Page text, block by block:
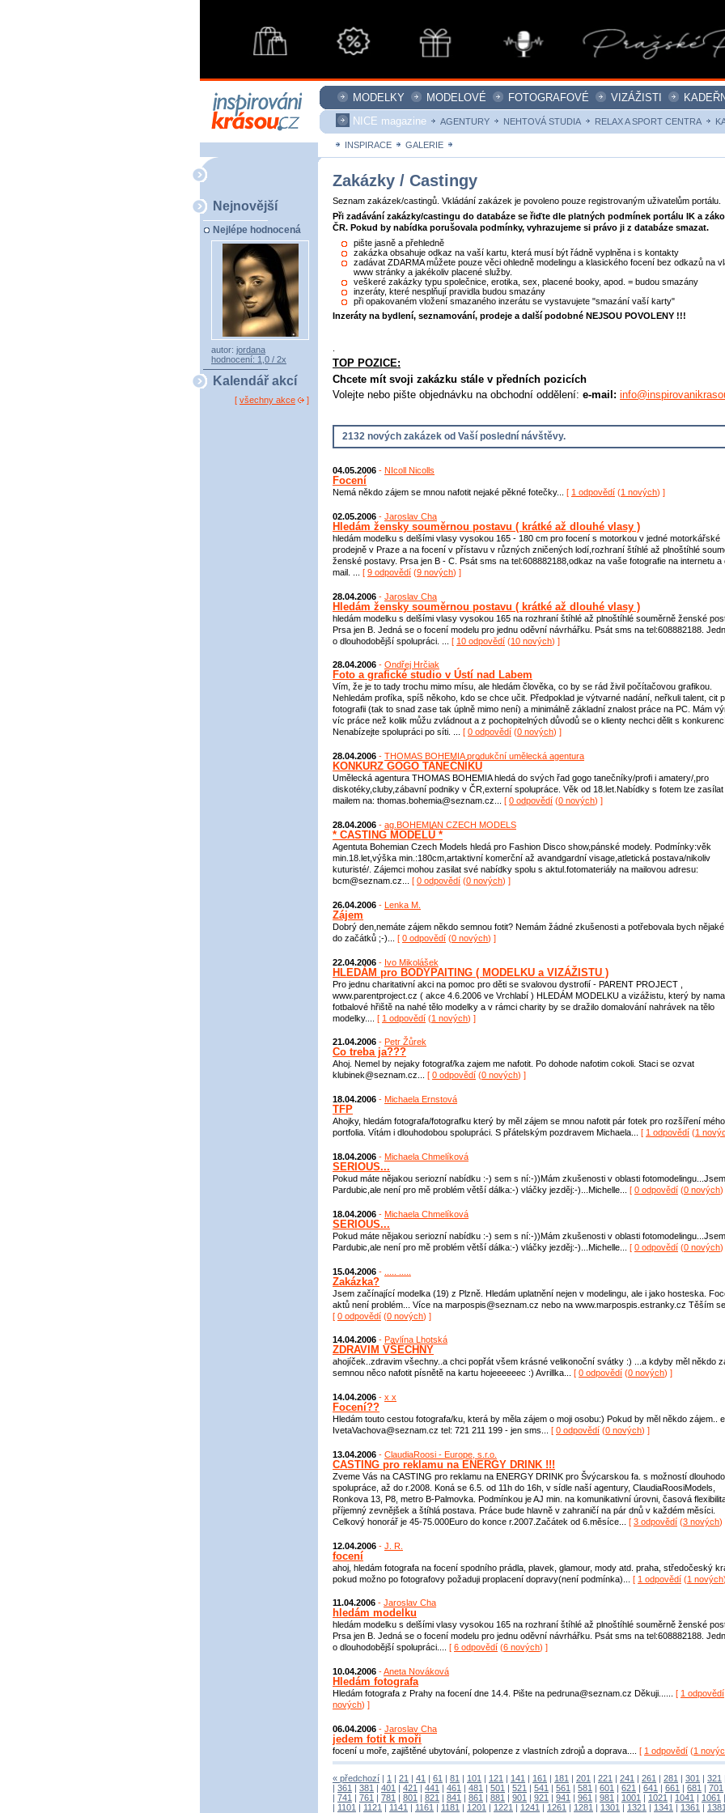
MODELKY MODELOVÉ FOTOGRAFOVÉ VIZÁŽISTI
NICE magazine
AGENTURY NEHTOVÁ STUDIA RELAX A SPORT CENTRA
INSPIRACE GALERIE
Nejnovější
Nejlépe hodnocená
autor: jordana
hodnocení: 1,0 / 2x
Kalendář akcí
[ všechny akce ]
Zakázky / Castingy
Seznam zakázek/castingů. Vkládání zakázek je povoleno pouze registrovaným uživatelům portálu.
Při zadávání zakázky/castingu do databáze se řiďte dle platných podmínek portálu IK a
ČR. Pokud by nabídka porušovala podmínky, vyhrazujeme si právo ji z databáze smazat.
pište jasně a přehledně
zakázka obsahuje odkaz na vaší kartu, která musí být řádně vyplněna i s kontakty
zadávat ZDARMA můžete pouze věci ohledně modelingu a klasického focení bez odkazů na
www stránky a jakékoliv placené služby.
veškeré zakázky typu společnice, erotika, sex, placené booky, apod. = budou smazány
inzeráty, které nesplňují pravidla budou smazány
při opakovaném vložení smazaného inzerátu se vystavujete "smazání vaší karty"
Inzeráty na bydlení, seznamování, prodeje a další podobné NEJSOU POVOLENY !!!
TOP POZICE:
Chcete mít svoji zakázku stále v předních pozicích
Volejte nebo pište objednávku na obchodní oddělení: e-mail:
2132 nových zakázek od Vaší poslední návštěvy.
04.05.2006 - NIcoll Nicolls
Focení
Nemá někdo zájem se mnou nafotit nejaké pěkné fotečky... [ 1 odpovědí (1 nových) ]
02.05.2006 - Jaroslav Cha
Hledám žensky souměrnou postavu ( krátké až dlouhé vlasy )
hledám modelku s delšími vlasy vysokou 165 - 180 cm pro focení s motorkou v jedné motorkářské
prodejně v Praze a na focení v přístavu v různých zničených lodí,rozhraní štíhlé až plnoštíhlé
ženské postavy. Prsa jen B - C. Psát sms na tel:608882188,odkaz na vaše fotografie na internetu a
mail. ... [ 9 odpovědí (9 nových) ]
28.04.2006 - Jaroslav Cha
Hledám žensky souměrnou postavu ( krátké až dlouhé vlasy )
hledám modelku s delšími vlasy vysokou 165 na rozhraní štíhlé až plnoštíhlé souměrně ženské
Prsa jen B. Jedná se o focení modelu pro jednu oděvní návrhářku. Psát sms na tel:608882188.
o dlouhodobější spolupráci. ... [ 10 odpovědí (10 nových) ]
28.04.2006 - Ondřej Hrčiak
Foto a grafické studio v Ústí nad Labem
Vím, že je to tady trochu mimo mísu, ale hledám člověka, co by se rád živil počítačovou grafikou.
Nehledám profíka, spíš někoho, kdo se chce učit. Předpoklad je výtvarné nadání, neřkuli talent, cit
fotografii (tak to snad zase tak úplně mimo není) a minimálně základní znalost práce na PC. Mám
víc práce než kolik můžu zvládnout a z pochopitelných důvodů se o klienty nechci dělit s
Nenabízejte spolupráci po síti. ... [ 0 odpovědí (0 nových) ]
28.04.2006 - THOMAS BOHEMIA produkční umělecká agentura
KONKURZ GOGO TANEČNÍKŮ
Umělecká agentura THOMAS BOHEMIA hledá do svých řad gogo tanečníky/profi i amatery/,pro
diskotéky,cluby,zábavní podniky v ČR,externí spolupráce. Věk od 18.let.Nabídky s fotem lze zasílat
mailem na: thomas.bohemia@seznam.cz... [ 0 odpovědí (0 nových) ]
28.04.2006 - ag.BOHEMIAN CZECH MODELS
* CASTING MODELŮ *
Agentuta Bohemian Czech Models hledá pro Fashion Disco show,pánské modely. Podmínky:věk
min.18.let,výška min.:180cm,artaktivní komerční až avandgardní visage,atletická postava/nikoliv
kuturisté/. Zájemci mohou zasilat své nabídky spolu s aktul.fotomateriály na mailovou adresu:
bcm@seznam.cz... [ 0 odpovědí (0 nových) ]
26.04.2006 - Lenka M.
Zájem
Dobrý den,nemáte zájem někdo semnou fotit? Nemám žádné zkušenosti a potřebovala bych
do začátků ;-)... [ 0 odpovědí (0 nových) ]
22.04.2006 - Ivo Mikolášek
HLEDÁM pro BODYPAITING ( MODELKU a VIZÁŽISTU )
Pro jednu charitativní akci na pomoc pro děti se svalovou dystrofií - PARENT PROJECT ,
www.parentproject.cz ( akce 4.6.2006 ve Vrchlabí ) HLEDÁM MODELKU a vizážistu, který by
fotbalové hřiště na nahé tělo modelky a v rámci charity by se dražilo domalování nahrávek na tělo
modelky.... [ 1 odpovědí (1 nových) ]
21.04.2006 - Petr Žůrek
Co treba ja???
Ahoj. Nemel by nejaky fotograf/ka zajem me nafotit. Po dohode nafotim cokoli. Staci se ozvat
klubinek@seznam.cz... [ 0 odpovědí (0 nových) ]
18.04.2006 - Michaela Ernstová
TFP
Ahojky, hledám fotografa/fotografku který by měl zájem se mnou nafotit pár fotek pro rozšíření mého
portfolia. Vítám i dlouhodobou spolupráci. S přátelským pozdravem Michaela... [ 1 odpovědí (1
18.04.2006 - Michaela Chmelíková
SERIOUS...
Pokud máte nějakou seriozní nabídku :-) sem s ní:-))Mám zkušenosti v oblasti
Pardubic,ale není pro mě problém větší dálka:-) vláčky jezděj:-)...Michelle... [ 0 odpovědí (0 nových)
18.04.2006 - Michaela Chmelíková
SERIOUS...
Pokud máte nějakou seriozní nabídku :-) sem s ní:-))Mám zkušenosti v oblasti
Pardubic,ale není pro mě problém větší dálka:-) vláčky jezděj:-)...Michelle... [ 0 odpovědí (0 nových)
15.04.2006 -
Zakázka?
Jsem začínající modelka (19) z Plzně. Hledám uplatnění nejen v modelingu, ale i jako hosteska.
aktů není problém... Více na marpospis@seznam.cz nebo na www.marpospis.estranky.cz Těším
[ 0 odpovědí (0 nových) ]
14.04.2006 - Pavlína Lhotská
ZDRAVIM VŠECHNY
ahojíček..zdravim všechny..a chci popřát všem krásné velikonoční svátky :) ...a kdyby měl někdo
semnou něco nafotit písnětě na kartu hojeeeeeec :) Avrillka... [ 0 odpovědí (0 nových) ]
14.04.2006 - x x
Focení??
Hledám touto cestou fotografa/ku, která by měla zájem o moji osobu:) Pokud by měl někdo zájem..
IvetaVachova@seznam.cz tel: 721 211 199 - jen sms... [ 0 odpovědí (0 nových) ]
13.04.2006 - ClaudiaRoosi - Europe, s.r.o.
CASTING pro reklamu na ENERGY DRINK !!!
Zveme Vás na CASTING pro reklamu na ENERGY DRINK pro Švýcarskou fa. s možností
spolupráce, až do r.2008. Koná se 6.5. od 11h do 16h, v sídle naší agentury, ClaudiaRoosiModels,
Ronkova 13, P8, metro B-Palmovka. Podmínkou je AJ min. na komunikativní úrovni, časová
příjemný zevnějšek a štíhlá postava. Práce bude hlavně v zahraničí na pár dnů v každém měsíci.
Celkový honorář je 45-75.000Euro do konce r.2007.Začátek od 6.měsíce... [ 3 odpovědí (3 nových)
12.04.2006 - J. R.
focení
ahoj, hledám fotografa na focení spodního prádla, plavek, glamour, mody atd. praha, středočeský
pokud možno po fotografovy požaduji proplacení dopravy(není podmínka)... [ 1 odpovědí (1 nových
11.04.2006 - Jaroslav Cha
hledám modelku
hledám modelku s delšími vlasy vysokou 165 na rozhraní štíhlé až plnoštíhlé souměrně ženské
Prsa jen B. Jedná se o focení modelu pro jednu oděvní návrhářku. Psát sms na tel:608882188.
o dlouhodobější spolupráci.... [ 6 odpovědí (6 nových) ]
10.04.2006 -Aneta Nováková
Hledám fotografa
Hledám fotografa z Prahy na focení dne 14.4. Pište na pedruna@seznam.cz Děkuji...... [ 1 odpovědí
nových) ]
06.04.2006 - Jaroslav Cha
jedem fotit k moři
focení u moře, zajištěné ubytování, polopenze z vlastních zdrojů a doprava.... [ 1 odpovědí (1
« předchozí | 1 | 21 | 41 | 61 | 81 | 101 | 121 | 141 | 161 | 181 | 201 | 221 | 241 | 261 | 281 | 301 | 321
| 361 | 381 | 401 | 421 | 441 | 461 | 481 | 501 | 521 | 541 | 561 | 581 | 601 | 621 | 641 | 661 | 681 | 701
| 741 | 761 | 781 | 801 | 821 | 841 | 861 | 881 | 901 | 921 | 941 | 961 | 981 | 1001 | 1021 | 1041 | 1061 |
| 1101 | 1121 | 1141 | 1161 | 1181 | 1201 | 1221 | 1241 | 1261 | 1281 | 1301 | 1321 | 1341 | 1361 | 1381